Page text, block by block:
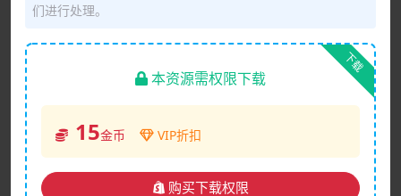
们进行处理。
下载
本资源需权限下载
15金币 VIP折扣
购买下载权限